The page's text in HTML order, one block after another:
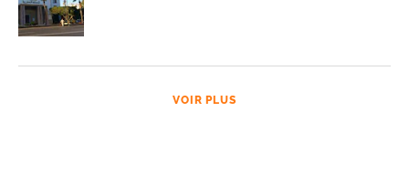
VOIR PLUS